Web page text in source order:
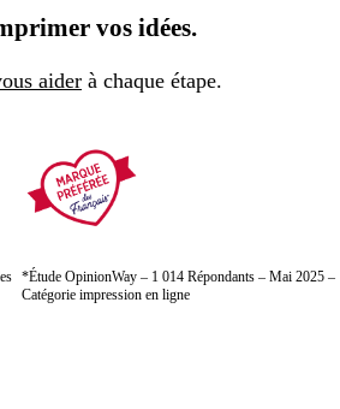
vos idées.
aider à chaque étape.
*Étude OpinionWay – 1 014 Répondants – Mai 2025 –
Catégorie impression en ligne